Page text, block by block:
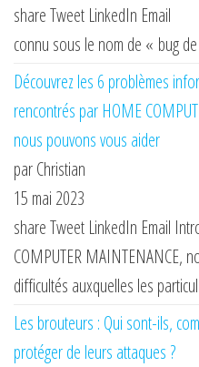
share Tweet LinkedIn Email
connu sous le nom de « bug
Découvrez les 6 problèmes
rencontrés par HOME
nous pouvons vous aider
par Christian
15 mai 2023
share Tweet LinkedIn Email
COMPUTER MAINTENANCE,
difficultés auxquelles les
Les brouteurs : Qui sont-ils,
protéger de leurs attaques ?